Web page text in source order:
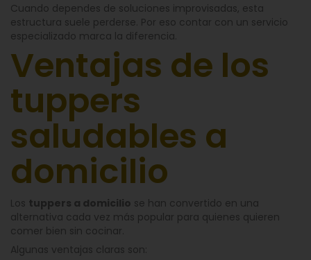
Cuando dependes de soluciones improvisadas, esta
estructura suele perderse. Por eso contar con un servicio
especializado marca la diferencia.
Ventajas de los
tuppers
saludables a
domicilio
Los tuppers a domicilio se han convertido en una
alternativa cada vez más popular para quienes quieren
comer bien sin cocinar.
Algunas ventajas claras son: